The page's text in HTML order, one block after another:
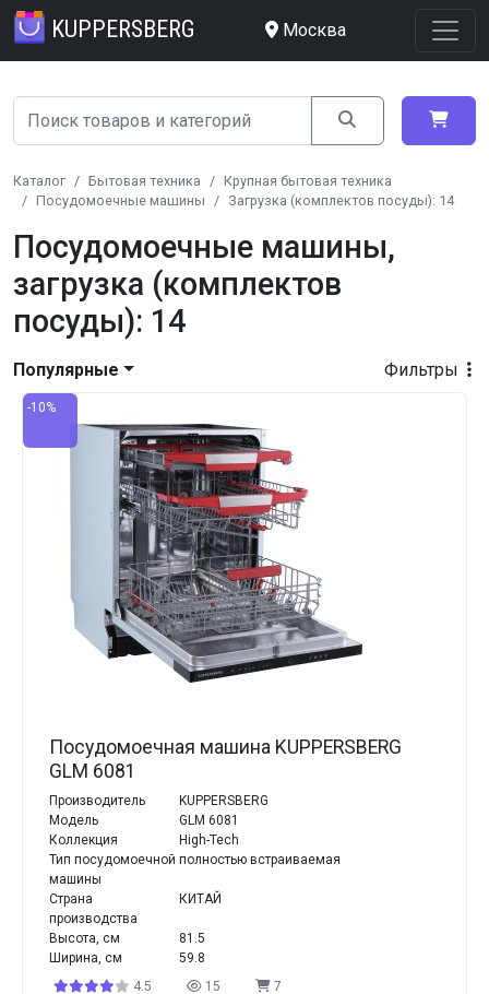
KUPPERSBERG Москва
Каталог Бытовая техника
Крупная бытовая техника
Посудомоечные машины
Загрузка (комплектов посуды): 14
Посудомоечные машины,
загрузка (комплектов
посуды): 14
Фильтры
Популярные
-10%
Посудомоечная машина KUPPERSBERG
GLM 6081
Производитель
KUPPERSBERG
Модель
GLM 6081
Коллекция
High-Tech
Тип посудомоечной
машины
полностью встраиваемая
Страна
производства
КИТАЙ
Высота, см
81.5
Ширина, см
59.8
4.5
15 7